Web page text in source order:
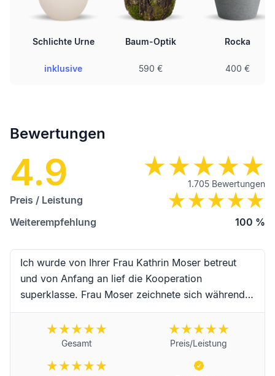
Schlichte Urne
inklusive
Baum-Optik
590 €
Rocka
400 €
Bewertungen
4.9 1.705 Bewertungen
Preis / Leistung
Weiterempfehlung
100 %
Ich wurde von Ihrer Frau Kathrin Moser betreut
und von Anfang an lief die Kooperation
superklasse. Frau Moser zeichnete sich während
der Begleitung durch hervorragende Kompetenz,
erstklassige Zuverlässigkeit, Schnelligkeit und
absoluter Freundlichkeit sowie
Einfühlungsvermögen aus. Vielen Dank an Frau
Gesamt Preis/Leistung